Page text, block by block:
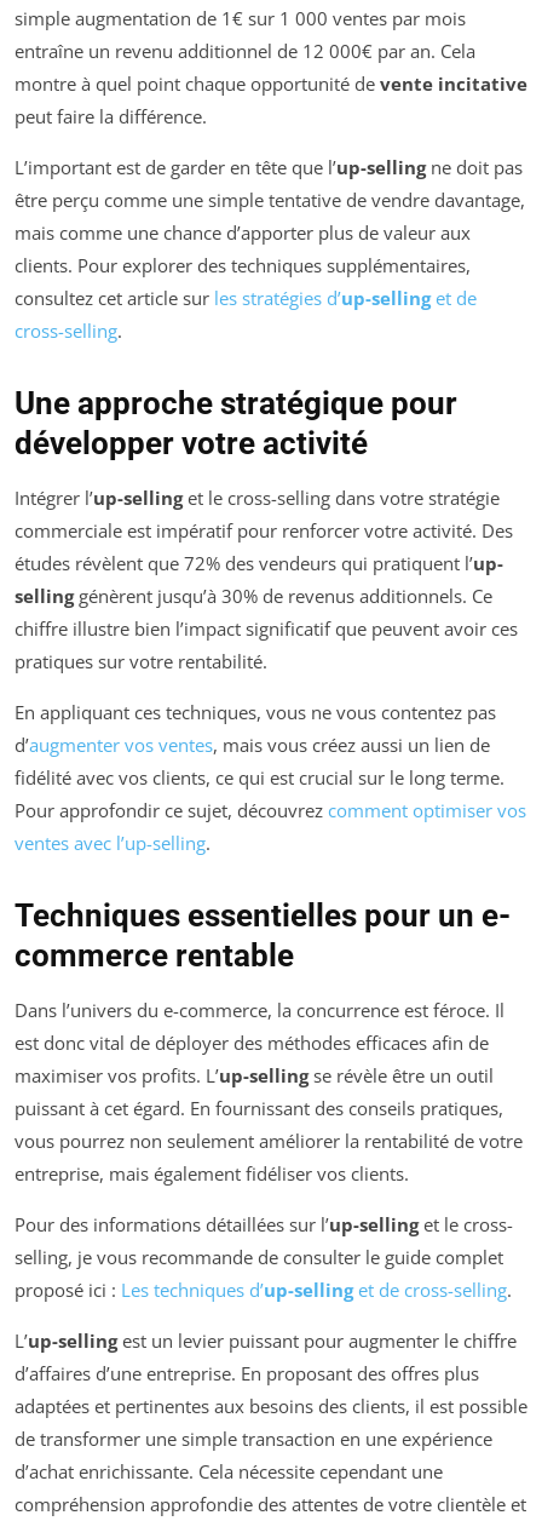
simple augmentation de 1€ sur 1 000 ventes par mois
entraîne un revenu additionnel de 12 000€ par an. Cela
montre à quel point chaque opportunité de vente incitative
peut faire la différence.
L’important est de garder en tête que l’up-sellingne doit pas
être perçu comme une simple tentative de vendre davantage,
mais comme une chance d’apporter plus de valeur aux
clients. Pour explorer des techniques supplémentaires,
consultez cet article sur les stratégies d’up-sellinget de
cross-selling.
Une approche stratégique pour
développer votre activité
Intégrer l’up-sellinget le cross-selling dans votre stratégie
commerciale est impératif pour renforcer votre activité. Des
études révèlent que 72% des vendeurs qui pratiquent l’up-
sellinggénèrent jusqu’à 30% de revenus additionnels. Ce
chiffre illustre bien l’impact significatif que peuvent avoir ces
pratiques sur votre rentabilité.
En appliquant ces techniques, vous ne vous contentez pas
d’augmenter vos ventes, mais vous créez aussi un lien de
fidélité avec vos clients, ce qui est crucial sur le long terme.
Pour approfondir ce sujet, découvrez comment optimiser vos
ventes avec l’up-selling.
Techniques essentielles pour un e-
commerce rentable
Dans l’univers du e-commerce, la concurrence est féroce. Il
est donc vital de déployer des méthodes efficaces afin de
maximiser vos profits. L’up-sellingse révèle être un outil
puissant à cet égard. En fournissant des conseils pratiques,
vous pourrez non seulement améliorer la rentabilité de votre
entreprise, mais également fidéliser vos clients.
Pour des informations détaillées sur l’up-sellinget le cross-
selling, je vous recommande de consulter le guide complet
proposé ici : Les techniques d’up-sellinget de cross-selling.
L’up-sellingest un levier puissant pour augmenter le chiffre
d’affaires d’une entreprise. En proposant des offres plus
adaptées et pertinentes aux besoins des clients, il est possible
de transformer une simple transaction en une expérience
d’achat enrichissante. Cela nécessite cependant une
compréhension approfondie des attentes de votre clientèle et